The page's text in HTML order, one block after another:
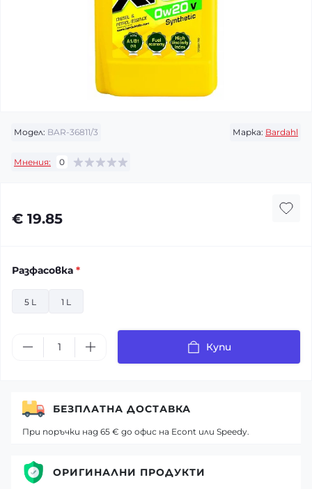
Модел: BAR-36811/3 Марка: Bardahl
Мнения: 0
€ 19.85
Разфасовка *
5 L 1 L
Купи
БЕЗПЛАТНА ДОСТАВКА
При поръчки над 65 € до офис на Econt или Speedy.
ОРИГИНАЛНИ ПРОДУКТИ